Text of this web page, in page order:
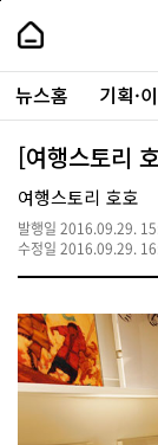
본
로
가
내
손
안
에
서
울
-
서
울
시
대
표
소
포
털
주
요
서
뉴스홈 기획·
[여행스토리
여행스토리 호호
발행일 2016.09.29.
수정일 2016.09.29.
페
상
단
로